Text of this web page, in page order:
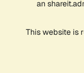
an
This website is